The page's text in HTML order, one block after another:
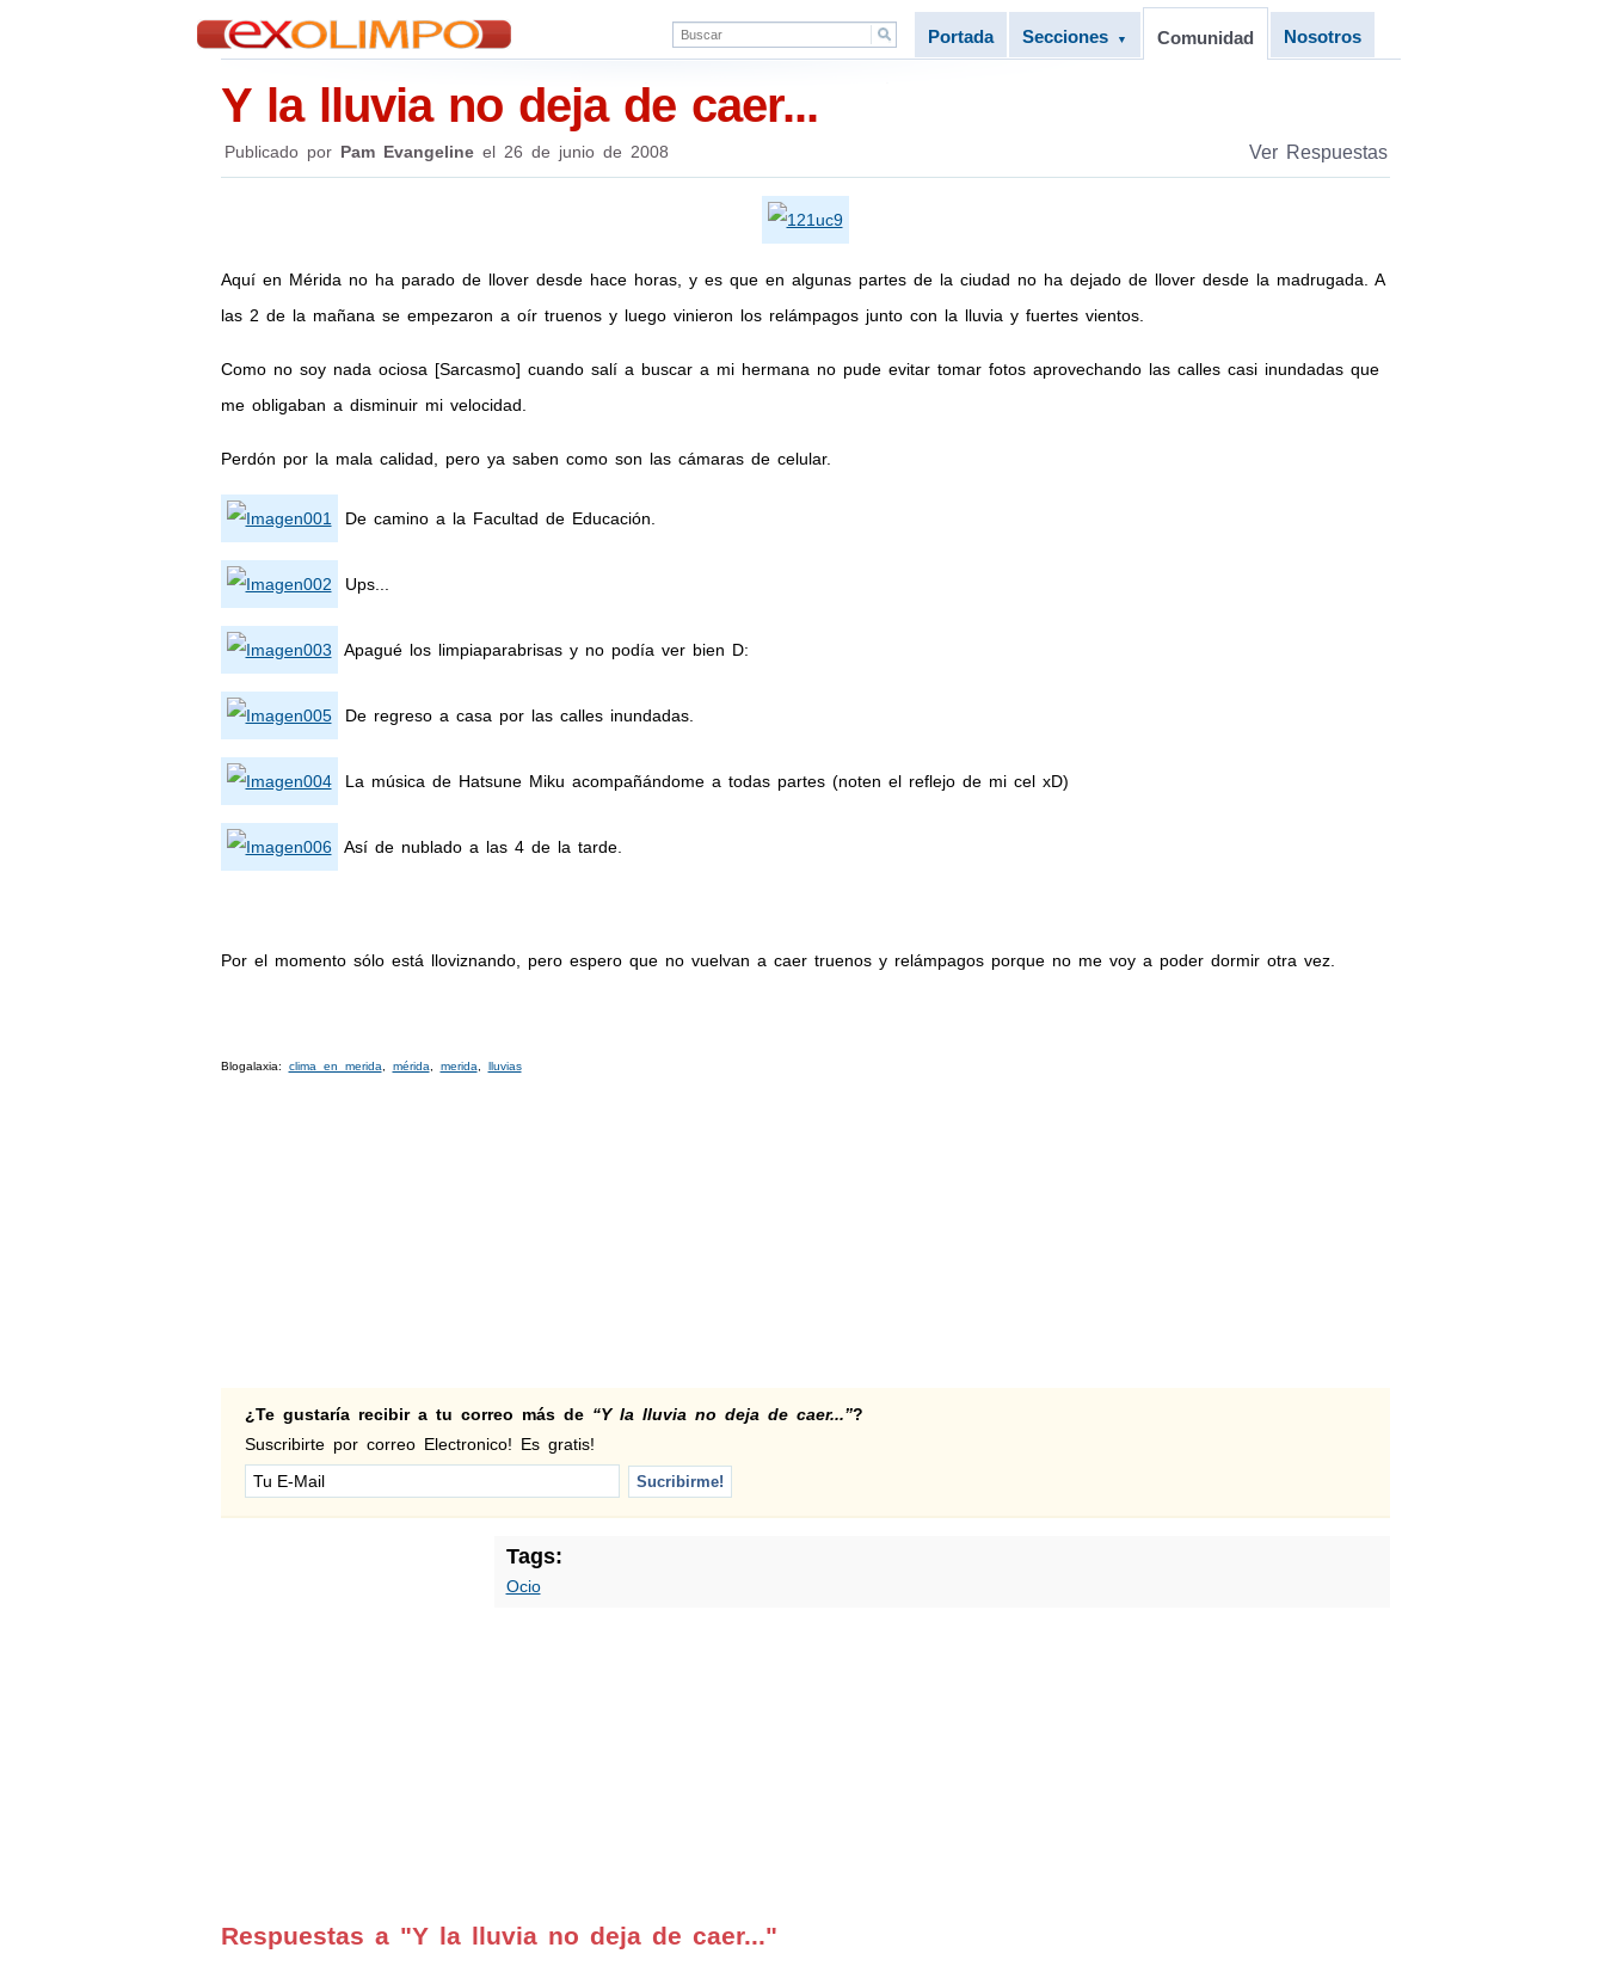
Portada Secciones ▼ Comunidad Nosotros
Y la lluvia no deja de caer...
Publicado por Pam Evangelineel 26 de junio de 2008 Ver Respuestas
Aquí en Mérida no ha parado de llover desde hace horas, y es que en algunas partes de la ciudad no ha dejado de llover desde la madrugada. A
las 2 de la mañana se empezaron a oír truenos y luego vinieron los relámpagos junto con la lluvia y fuertes vientos.
Como no soy nada ociosa [Sarcasmo] cuando salí a buscar a mi hermana no pude evitar tomar fotos aprovechando las calles casi inundadas que
me obligaban a disminuir mi velocidad.
Perdón por la mala calidad, pero ya saben como son las cámaras de celular.
De camino a la Facultad de Educación.
Ups...
Apagué los limpiaparabrisas y no podía ver bien D:
De regreso a casa por las calles inundadas.
La música de Hatsune Miku acompañándome a todas partes (noten el reflejo de mi cel xD)
Así de nublado a las 4 de la tarde.
Por el momento sólo está lloviznando, pero espero que no vuelvan a caer truenos y relámpagos porque no me voy a poder dormir otra vez.
Blogalaxia: clima en merida mérida merida lluvias
¿Te gustaría recibir a tu correo más de “Y la lluvia no deja de caer...”?
Suscribirte por correo Electronico! Es gratis!
Tags:
Ocio
Respuestas a "Y la lluvia no deja de caer..."